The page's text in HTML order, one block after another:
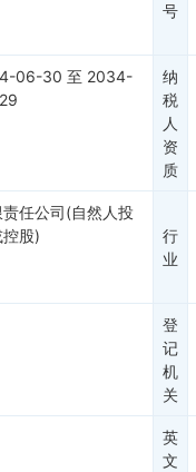
号
06-30 至 2034-
纳
税
人
资
质
任公司(自然人投
股)
行
业
登
记
机
关
英
文